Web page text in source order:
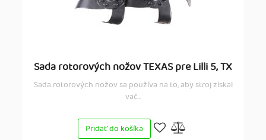
Sada rotorových nožov TEXAS pre Lilli 5, TX
Sada rotorových nožov sa používa na to, aby stroj získal
väč...
Pridať do košíka